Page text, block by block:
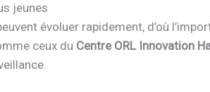
jeunes
évoluer rapidement, d’où
ceux du Centre ORL Innovation